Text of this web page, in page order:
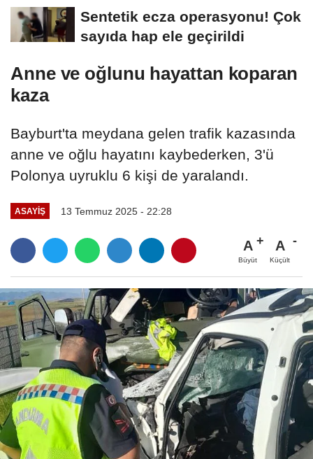
Sentetik ecza operasyonu! Çok
sayıda hap ele geçirildi
Anne ve oğlunu hayattan koparan
kaza
Bayburt'ta meydana gelen trafik kazasında
anne ve oğlu hayatını kaybederken, 3'ü
Polonya uyruklu 6 kişi de yaralandı.
ASAYİŞ 13 Temmuz 2025 - 22:28
A
Büyüt
A
Küçült